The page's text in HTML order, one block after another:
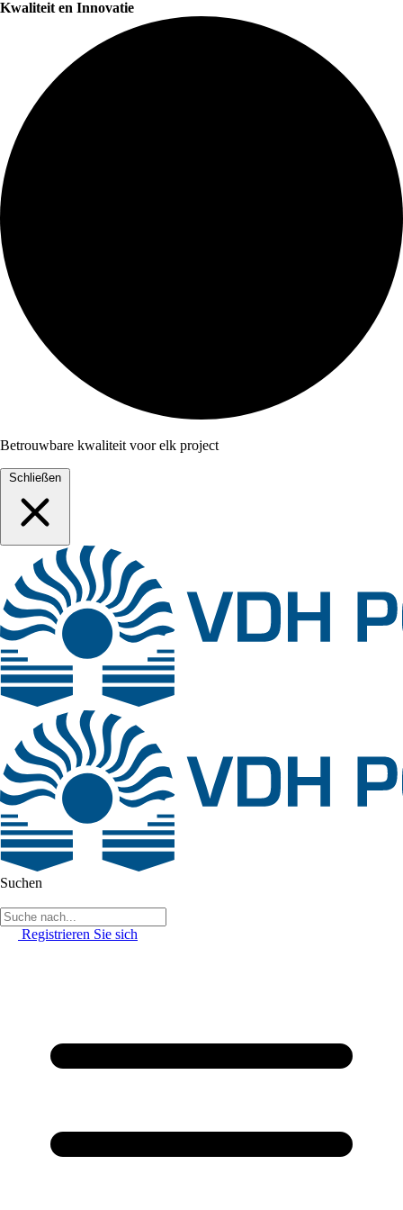
Kwaliteit en Innovatie
Betrouwbare kwaliteit voor elk project
Schließen
Suchen
Registrieren Sie sich